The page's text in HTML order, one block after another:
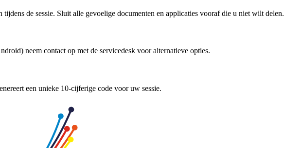
de sessie. Sluit alle gevoelige documenten en applicaties vooraf die u niet wilt delen.
neem contact op met de servicedesk voor alternatieve opties.
een unieke 10-cijferige code voor uw sessie.